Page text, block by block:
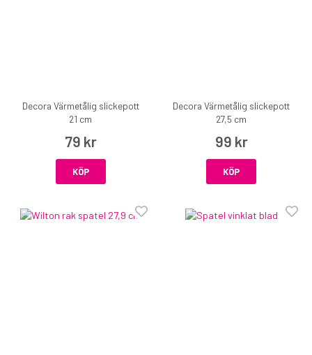
Decora Värmetålig slickepott
21 cm
79 kr
KÖP
Decora Värmetålig slickepott
27,5 cm
99 kr
KÖP